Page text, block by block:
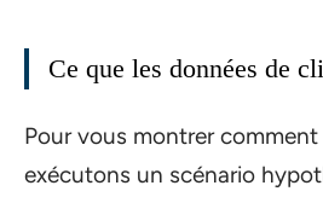
Ce que les données de
Pour vous montrer
exécutons un scénario